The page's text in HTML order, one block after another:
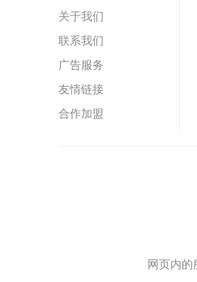
关于我们
联系我们
广告服务
友情链接
合作加盟
网页内